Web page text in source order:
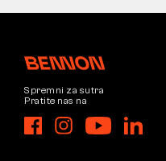
Spremni za sutra
Pratite nas na